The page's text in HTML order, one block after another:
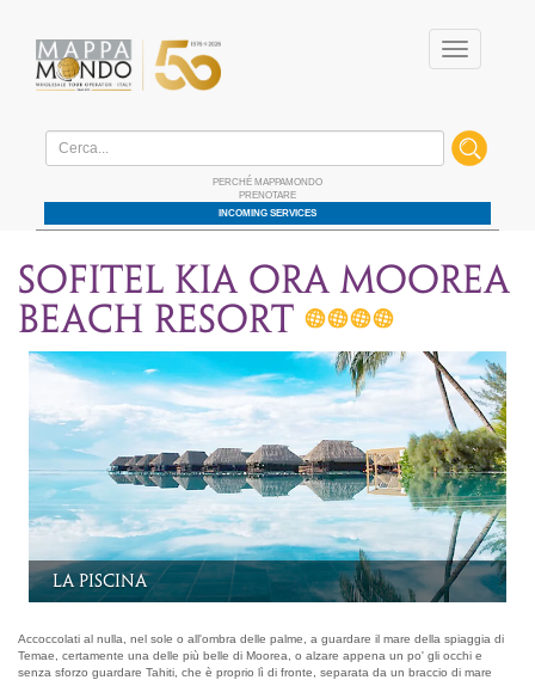
Menu
PERCHÉ MAPPAMONDO
PRENOTARE
INCOMING SERVICES
/ Fantastica australia e pacifico / Destinazioni / Polinesia / Hotels / Moorea
SOFITEL KIA ORA MOOREA
BEACH RESORT
Il ristorante francese "K"
Accoccolati al nulla, nel sole o all'ombra delle palme, a guardare il mare della spiaggia di
Temae, certamente una delle più belle di Moorea, o alzare appena un po' gli occhi e
senza sforzo guardare Tahiti, che è proprio lì di fronte, separata da un braccio di mare